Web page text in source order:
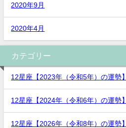
2020年9月
2020年4月
カテゴリー
12星座【2023年（令和5年）の運勢】
12星座【2024年（令和6年）の運勢】
12星座【2026年（令和8年）の運勢】